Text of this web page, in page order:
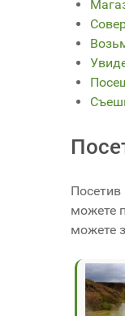
Посетив
можете
можете